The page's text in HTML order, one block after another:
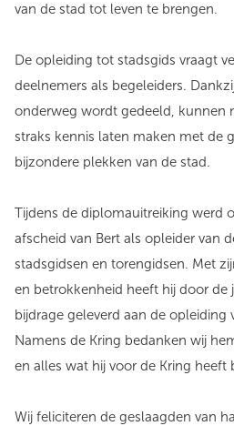
van de stad tot leven te brengen.
De opleiding tot stadsgids vraagt
deelnemers als begeleiders.
onderweg wordt gedeeld, kunnen
straks kennis laten maken met de
bijzondere plekken van de stad.
Tijdens de diplomauitreiking werd
afscheid van Bert als opleider van
stadsgidsen en torengidsen. Met
en betrokkenheid heeft hij door de
bijdrage geleverd aan de opleiding
Namens de Kring bedanken wij
en alles wat hij voor de Kring heeft
Wij feliciteren de geslaagden van